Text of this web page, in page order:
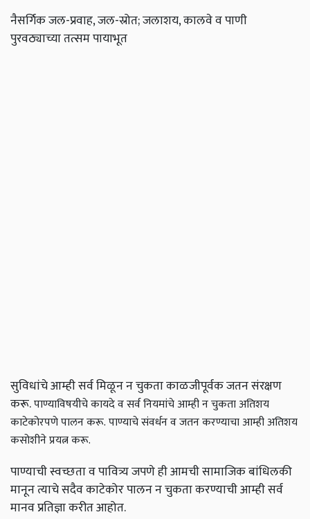
नैसर्गिक जल-प्रवाह, जल-स्रोत; जलाशय, कालवे व पाणी
पुरवठ्याच्या तत्सम पायाभूत
सुविधांचे आम्ही सर्व मिळून न चुकता काळजीपूर्वक जतन संरक्षण
करू.पाण्याविषयीचे कायदे व सर्व नियमांचे आम्ही न चुकता अतिशय
काटेकोरपणे पालन करू.पाण्याचे संवर्धन व जतन करण्याचा आम्ही अतिशय
कसोशीने प्रयत्न करू.
पाण्याची स्वच्छता व पावित्र्य जपणे ही आमची सामाजिक बांधिलकी
मानून त्याचे सदैव काटेकोर पालन न चुकता करण्याची आम्ही सर्व
मानव प्रतिज्ञा करीत आहोत.